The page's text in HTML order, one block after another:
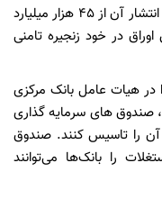
از این گام‌ها انتشار اوراق گام است که حجم انتشار آن از 45 هزار میلیارد
در خود زنجیره تامنی
در هیات عامل بانک مرکزی
صندوق های سرمایه گذاری
آن را تاسیس کنند. صندوق
را بانک‌ها می‌توانند